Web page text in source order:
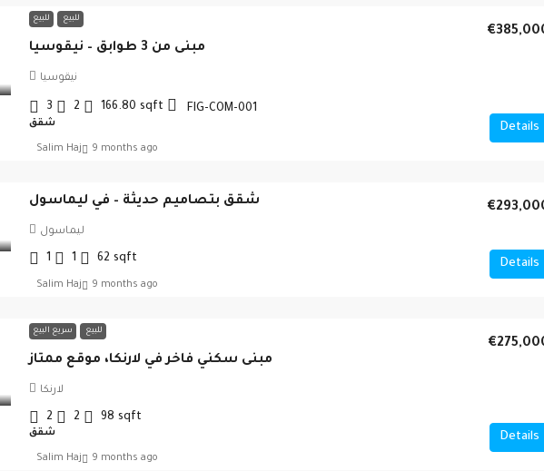
للبيع للبيع
مبنى من 3 طوابق – نيقوسيا
نيقوسيا
3 2 166.80 sqft FIG-COM-001
شقق Details
Salim Haj 9 months ago
شقق بتصاميم حديثة – في ليماسول
ليماسول
1 1 62 sqft Details
Salim Haj 9 months ago
للبيع سريع البيع
مبنى سكني فاخر في لارنكا، موقع ممتاز
لارنكا
2 2 98 sqft
شقق Details
Salim Haj 9 months ago